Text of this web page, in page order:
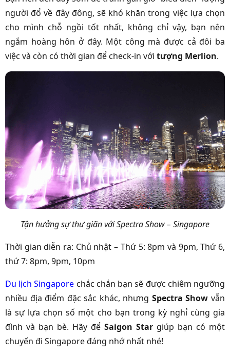
người đổ về đây đông, sẽ khó khăn trong việc lựa chọn
cho mình chỗ ngồi tốt nhất, không chỉ vậy, bạn nên
ngắm hoàng hôn ở đây. Một công mà được cả đôi ba
việc và còn có thời gian để check-in với tượng Merlion.
Tận hưởng sự thư giãn với Spectra Show – Singapore
Thời gian diễn ra: Chủ nhật – Thứ 5: 8pm và 9pm, Thứ 6,
thứ 7: 8pm, 9pm, 10pm
Du lịch Singapore chắc chắn bạn sẽ được chiêm ngưỡng
nhiều địa điểm đặc sắc khác, nhưng Spectra Show vẫn
là sự lựa chọn số một cho bạn trong kỳ nghỉ cùng gia
đình và bạn bè. Hãy để Saigon Star giúp bạn có một
chuyến đi Singapore đáng nhớ nhất nhé!